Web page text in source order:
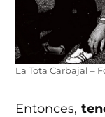
La Tota Carbajal –
Entonces,